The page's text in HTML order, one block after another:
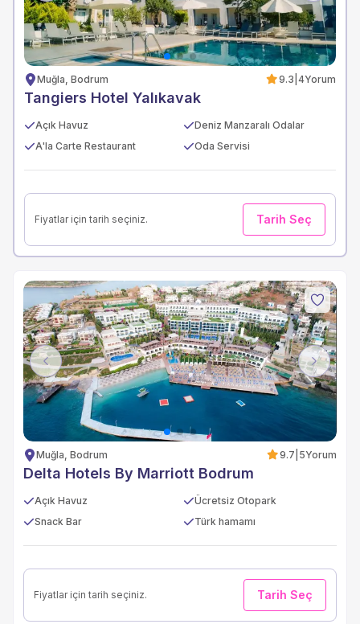
Muğla, Bodrum 9.3 4Yorum
Tangiers Hotel Yalıkavak
Açık Havuz
Deniz Manzaralı Odalar
A'la Carte Restaurant
Oda Servisi
Fiyatlar için tarih seçiniz. Tarih Seç
Previous Next
Muğla, Bodrum 9.7 5Yorum
Delta Hotels By Marriott Bodrum
Açık Havuz
Ücretsiz Otopark
Snack Bar
Türk hamamı
Fiyatlar için tarih seçiniz. Tarih Seç